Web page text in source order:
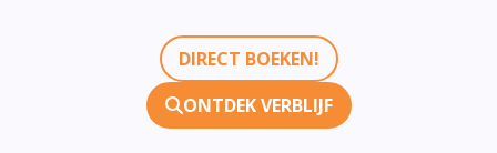
DIRECT BOEKEN!
ONTDEK VERBLIJF